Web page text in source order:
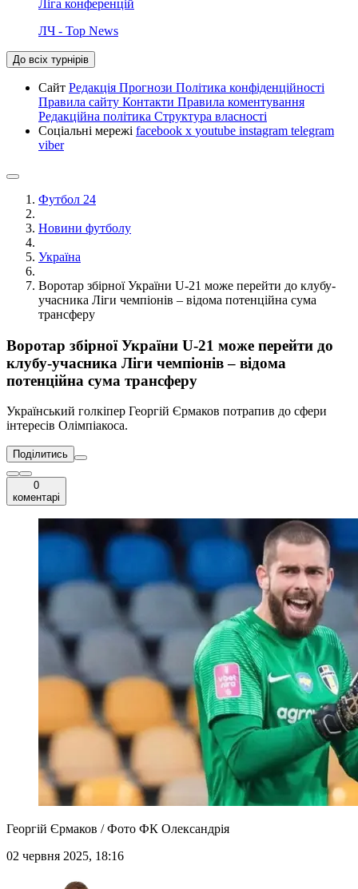
Ліга конференцій
ЛЧ - Top News
До всіх турнірів
Сайт Редакція Прогнози Політика конфіденційності
Правила сайту Контакти Правила коментування
Редакційна політика Структура власності
Соціальні мережі facebook x youtube instagram telegram
viber
Футбол 24
Новини футболу
Україна
Воротар збірної України U-21 може перейти до клубу-
учасника Ліги чемпіонів – відома потенційна сума
трансферу
Воротар збірної України U-21 може перейти до
клубу-учасника Ліги чемпіонів – відома
потенційна сума трансферу
Український голкіпер Георгій Єрмаков потрапив до сфери
інтересів Олімпіакоса.
Поділитись
0
коментарі
Георгій Єрмаков / Фото ФК Олександрія
02 червня 2025, 18:16